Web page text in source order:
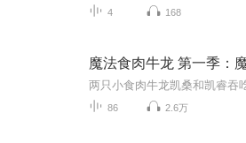
4 168
86 2.6万